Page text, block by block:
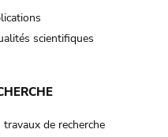
scientifiques
travaux de recherche